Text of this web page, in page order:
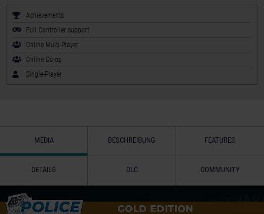
Achievements
Full Controller support
Online Multi-Player
Online Co-op
Single-Player
MEDIA BESCHREIBUNG FEATURES
DETAILS DLC COMMUNITY